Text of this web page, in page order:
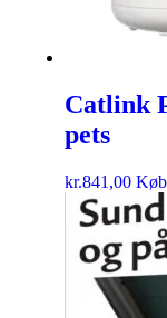
Catlink
pets
kr.841,00